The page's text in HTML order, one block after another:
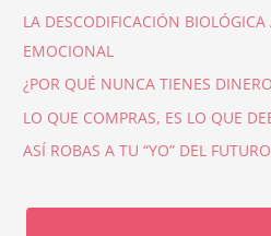
LA DESCODIFICACIÓN
EMOCIONAL
¿POR QUÉ NUNCA TIENES
LO QUE COMPRAS, ES LO QUE
ASÍ ROBAS A TU “YO” DEL FUTURO